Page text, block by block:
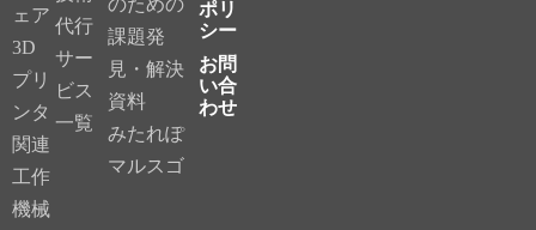
ェア
3D
プリ
ンタ
関連
工作
機械
代行
サー
ビス
一覧
のための
課題発
見・解決
資料
みたれぽ
マルスゴ
ポリ
シー
お問
い合
わせ